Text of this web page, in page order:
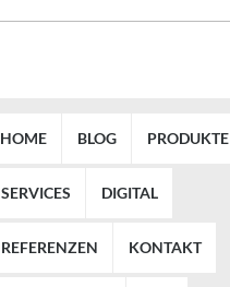
HOME BLOG PRODUKTE
SERVICES DIGITAL
REFERENZEN KONTAKT